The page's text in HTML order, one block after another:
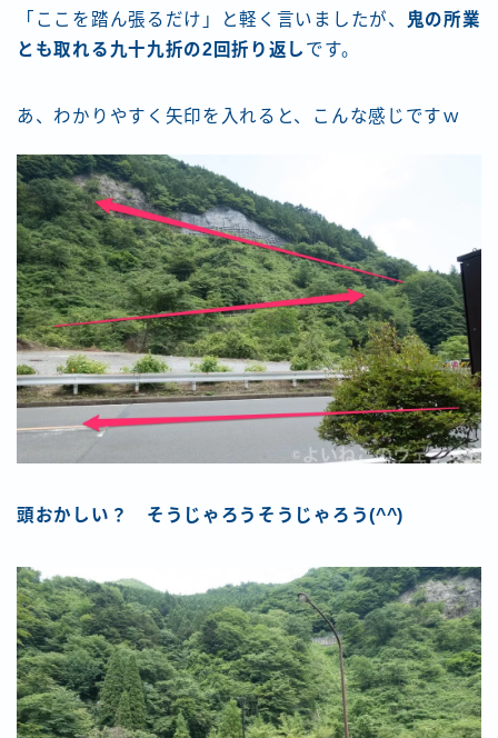
「ここを踏ん張るだけ」と軽く言いましたが、
鬼の所業
とも取れる九十九折の2回折り返し です。
あ、わかりやすく矢印を入れると、こんな感じですｗ
頭おかしい？ そうじゃろうそうじゃろう(^^)